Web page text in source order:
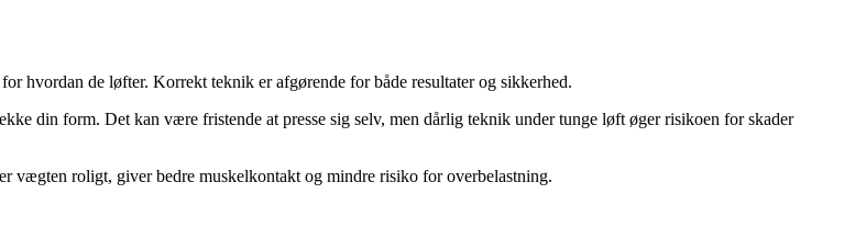
hvordan de løfter. Korrekt teknik er afgørende for både resultater og sikkerhed.
din form. Det kan være fristende at presse sig selv, men dårlig teknik under tunge løft øger risikoen for skader
vægten roligt, giver bedre muskelkontakt og mindre risiko for overbelastning.